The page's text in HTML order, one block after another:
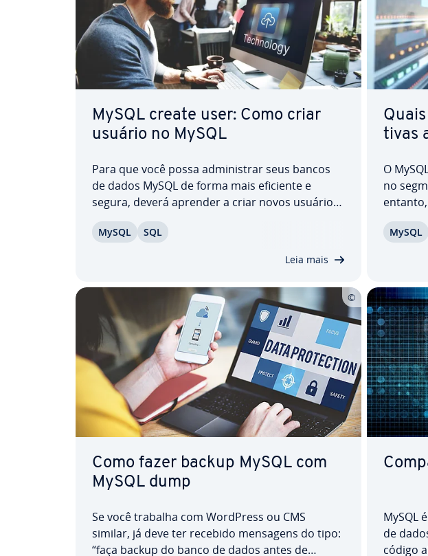
MySQL create user: Como criar
usuário no MySQL
Para que você possa ad­mi­nis­trar seus bancos
de dados MySQL de forma mais eficiente e
segura, deverá aprender a criar novos usuários,
acesso e a modificá-los, quando preciso. Ao
MySQL SQL
Leia mais
ti­vas
O
no
ou se
MySQL
Como fazer backup MySQL com
MySQL dump
Se você trabalha com WordPress ou CMS
similar, já deve ter recebido mensagens do tipo:
“faça backup do banco de dados antes de
MySQL
de
código